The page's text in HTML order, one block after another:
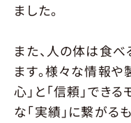
ました。
また、人の体は食
ます。様々な情報や
心」と「信頼」でき
な「実績」に繋がる